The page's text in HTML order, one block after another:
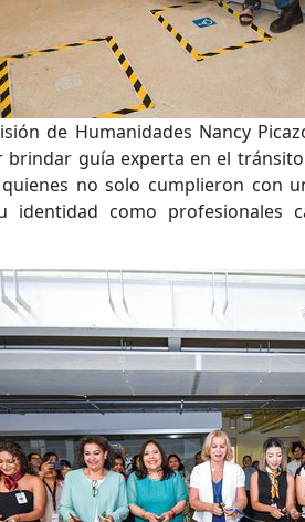
de Humanidades Nancy
brindar guía experta en el
no solo cumplieron con
identidad como profesionales